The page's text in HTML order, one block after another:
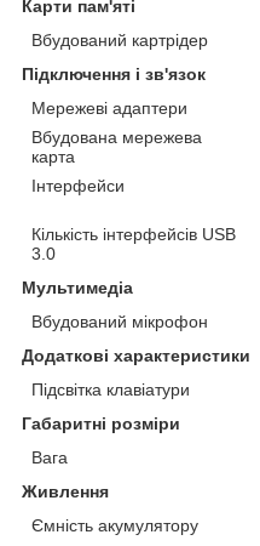
Карти пам'яті
Вбудований картрідер
Підключення і зв'язок
Мережеві адаптери
Вбудована мережева
карта
Інтерфейси
Кількість інтерфейсів USB
3.0
Мультимедіа
Вбудований мікрофон
Додаткові характеристики
Підсвітка клавіатури
Габаритні розміри
Вага
Живлення
Ємність акумулятору